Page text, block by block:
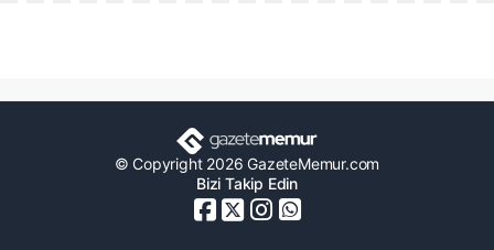
© Copyright 2026 GazeteMemur.com
Bizi Takip Edin